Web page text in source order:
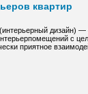
квартир
дизайн) —
с
приятное